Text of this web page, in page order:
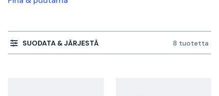
SUODATA & JÄRJESTÄ 8 tuotetta